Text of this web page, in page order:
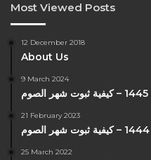
Most Viewed Posts
12 December 2018
About Us
9 March 2024
21 February 2023
25 March 2022